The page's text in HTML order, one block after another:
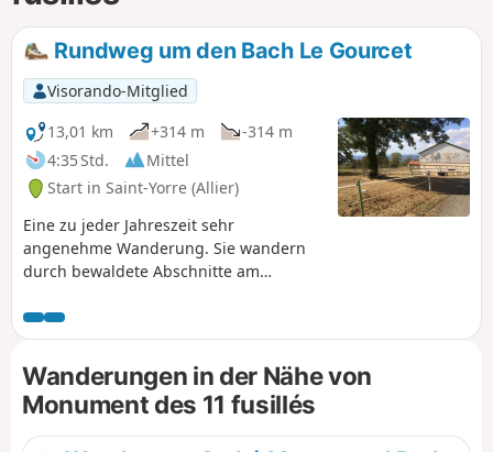
Rundweg um den Bach Le Gourcet
Visorando-Mitglied
13,01 km
+314 m
-314 m
4:35 Std.
Mittel
Start in Saint-Yorre (Allier)
Eine zu jeder Jahreszeit sehr
angenehme Wanderung. Sie wandern
durch bewaldete Abschnitte am
Baches begleitet, aber auch durch
offene Abschnitte, die einen Blick auf
die Monts Dômes im Westen und die
Montagne Bourbonnaise im Osten
ermöglichen. Die Passagen in der Nähe
des Denkmals der 11 Märtyrer von
Wanderungen in der Nähe von
Monument des 11 fusillés